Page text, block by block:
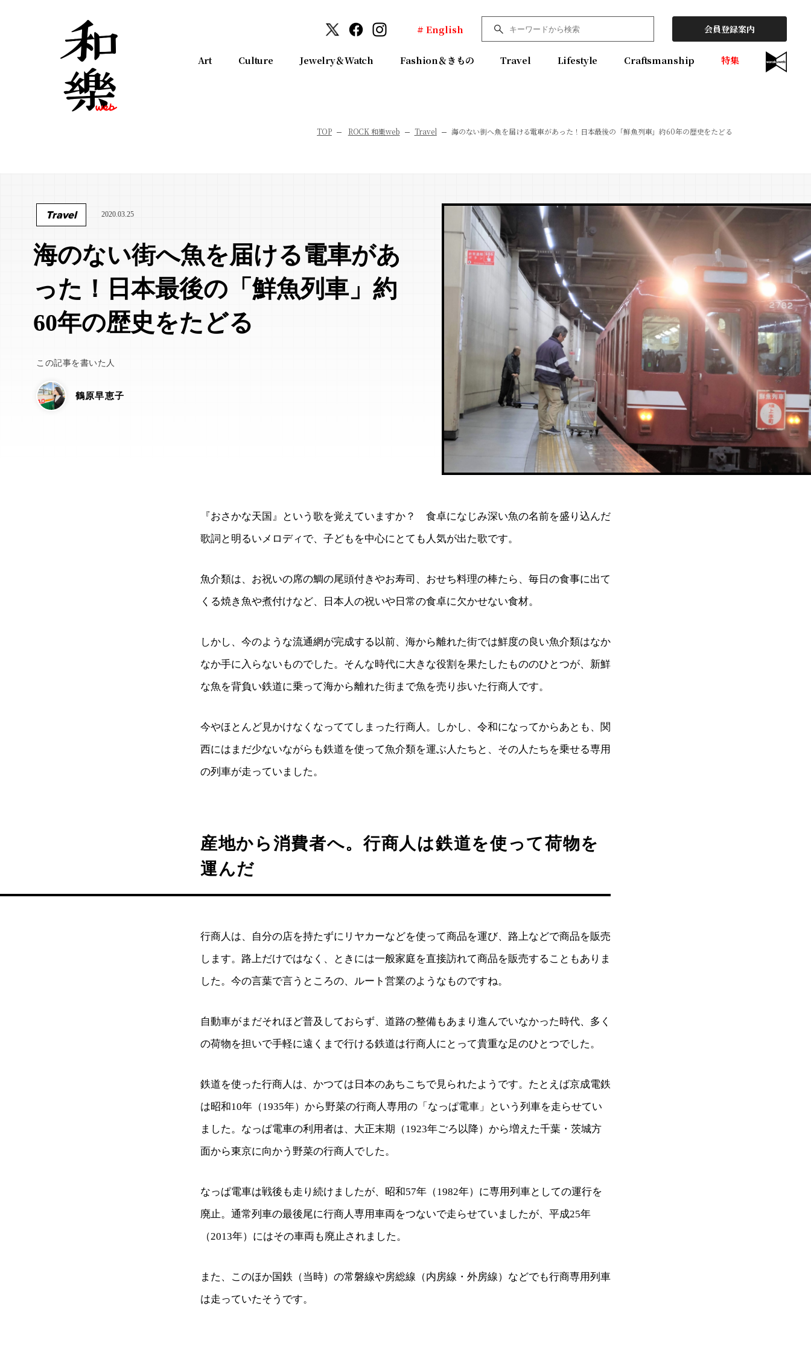
# English 会員登録案内
Art Culture Jewelry＆Watch Fashion＆きもの Travel Lifestyle Craftsmanship 特集
TOP ROCK 和樂web Travel 海のない街へ魚を届ける電車があった！日本最後の「鮮魚列車」約60年の歴史をたどる
Travel 2020.03.25
海のない街へ魚を届ける電車があ
った！日本最後の「鮮魚列車」約
60年の歴史をたどる
この記事を書いた人
鶴原早恵子
『おさかな天国』という歌を覚えていますか？ 食卓になじみ深い魚の名前を盛り込んだ
歌詞と明るいメロディで、子どもを中心にとても人気が出た歌です。
魚介類は、お祝いの席の鯛の尾頭付きやお寿司、おせち料理の棒たら、毎日の食事に出て
くる焼き魚や煮付けなど、日本人の祝いや日常の食卓に欠かせない食材。
しかし、今のような流通網が完成する以前、海から離れた街では鮮度の良い魚介類はなか
なか手に入らないものでした。そんな時代に大きな役割を果たしたもののひとつが、新鮮
な魚を背負い鉄道に乗って海から離れた街まで魚を売り歩いた行商人です。
今やほとんど見かけなくなっててしまった行商人。しかし、令和になってからあとも、関
西にはまだ少ないながらも鉄道を使って魚介類を運ぶ人たちと、その人たちを乗せる専用
の列車が走っていました。
産地から消費者へ。行商人は鉄道を使って荷物を
運んだ
行商人は、自分の店を持たずにリヤカーなどを使って商品を運び、路上などで商品を販売
します。路上だけではなく、ときには一般家庭を直接訪れて商品を販売することもありま
した。今の言葉で言うところの、ルート営業のようなものですね。
自動車がまだそれほど普及しておらず、道路の整備もあまり進んでいなかった時代、多く
の荷物を担いで手軽に遠くまで行ける鉄道は行商人にとって貴重な足のひとつでした。
鉄道を使った行商人は、かつては日本のあちこちで見られたようです。たとえば京成電鉄
は昭和10年（1935年）から野菜の行商人専用の「なっぱ電車」という列車を走らせてい
ました。なっぱ電車の利用者は、大正末期（1923年ごろ以降）から増えた千葉・茨城方
面から東京に向かう野菜の行商人でした。
なっぱ電車は戦後も走り続けましたが、昭和57年（1982年）に専用列車としての運行を
廃止。通常列車の最後尾に行商人専用車両をつないで走らせていましたが、平成25年
（2013年）にはその車両も廃止されました。
また、このほか国鉄（当時）の常磐線や房総線（内房線・外房線）などでも行商専用列車
は走っていたそうです。